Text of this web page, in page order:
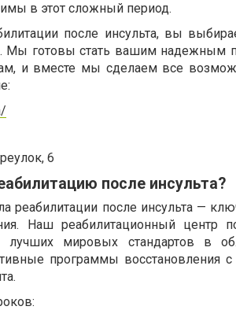
в этот сложный период.
после инсульта, вы
Мы готовы стать вашим надежным
и вместе мы сделаем все
6
после инсульта?
реабилитации после инсульта —
Наш реабилитационный центр
мировых стандартов в
программы восстановления